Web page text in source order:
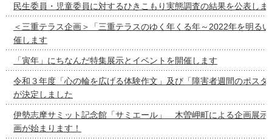
民生委員・児童委員に対するひきこもり実態調査の結果を公表しま
＜三重テラス企画＞「三重テラスのゆく年くる年～2022年を明る
催します
「寅年」にちなんだ特集展示とイベントを開催します
令和３年度「心の輪を広げる体験作文」及び「障害者週間のポスタ
が決定しました
伊勢志摩サミット記念館「サミエール」 木曽岬町による企画展示
画が始まります！